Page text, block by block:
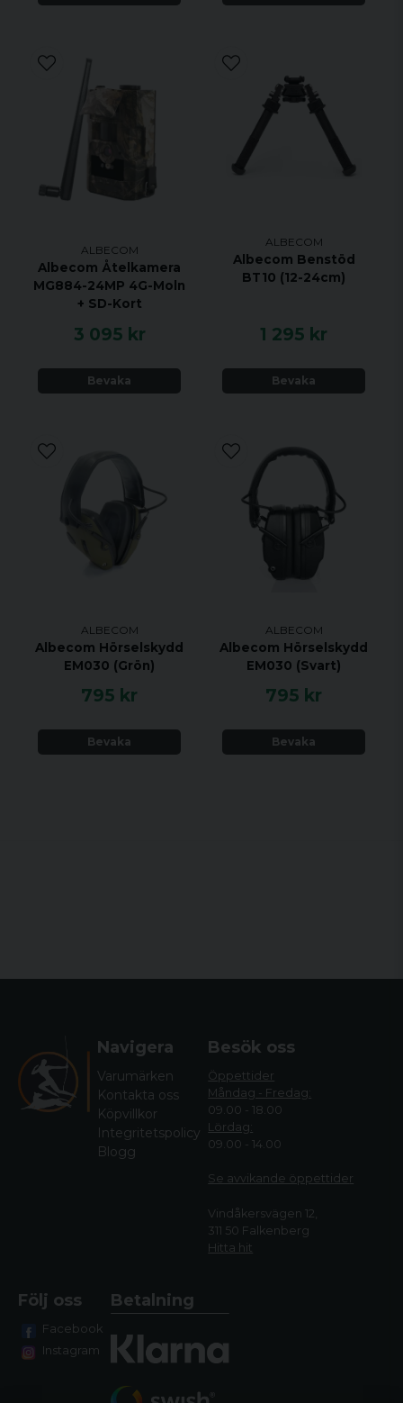
ALBECOM
Albecom Åtelkamera
MG884-24MP 4G-Moln
+ SD-Kort
3 095 kr
Bevaka
ALBECOM
Albecom Benstöd
BT10 (12-24cm)
1 295 kr
Bevaka
ALBECOM
Albecom Hörselskydd
EM030 (Grön)
795 kr
Bevaka
ALBECOM
Albecom Hörselskydd
EM030 (Svart)
795 kr
Bevaka
Navigera
Varumärken
Kontakta oss
Köpvillkor
Integritetspolicy
Blogg
Besök oss
Öppettider
Måndag - Fredag:
09.00 - 18.00
Lördag:
09.00 - 14.00
Se avvikande öppettider
Vindåkersvägen 12,
311 50 Falkenberg
Hitta hit
Följ oss
Facebook
Instagram
Betalning